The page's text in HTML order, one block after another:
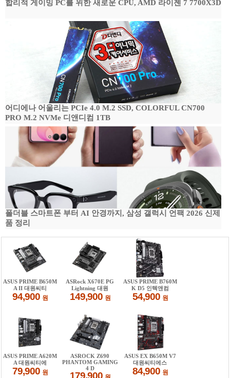
합리적 게이밍 PC를 위한 새로운 CPU, AMD 라이젠 7 7700X3D
어디에나 어울리는 PCIe 4.0 M.2 SSD, COLORFUL CN700
PRO M.2 NVMe 디앤디컴 1TB
폴더블 스마트폰 부터 AI 안경까지, 삼성 갤럭시 언팩 2026 신제
품 정리